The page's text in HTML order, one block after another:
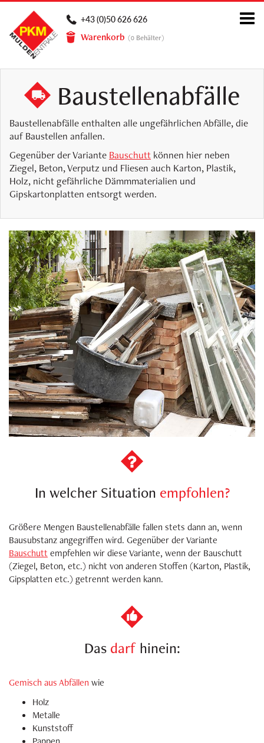
+43 (0)50 626 626
Warenkorb (0Behälter)
Baustellenabfälle
Baustellenabfälle enthalten alle ungefährlichen Abfälle, die
auf Baustellen anfallen.
Gegenüber der Variante Bauschutt können hier neben
Ziegel, Beton, Verputz und Fliesen auch Karton, Plastik,
Holz, nicht gefährliche Dämmmaterialien und
Gipskartonplatten entsorgt werden.
In welcher Situation empfohlen?
Größere Mengen Baustellenabfälle fallen stets dann an, wenn
Bausubstanz angegriffen wird. Gegenüber der Variante
Bauschutt empfehlen wir diese Variante, wenn der Bauschutt
(Ziegel, Beton, etc.) nicht von anderen Stoffen (Karton, Plastik,
Gipsplatten etc.) getrennt werden kann.
Das darfhinein:
Gemisch aus Abfällen wie
Holz
Metalle
Kunststoff